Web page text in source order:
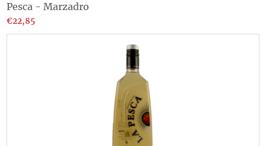
Pesca - Marzadro
€22,85